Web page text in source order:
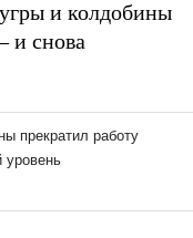
и колдобины
и снова